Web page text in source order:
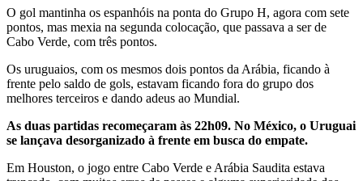
O gol mantinha os espanhóis na ponta do Grupo H, agora com sete
pontos, mas mexia na segunda colocação, que passava a ser de
Cabo Verde, com três pontos.
Os uruguaios, com os mesmos dois pontos da Arábia, ficando à
frente pelo saldo de gols, estavam ficando fora do grupo dos
melhores terceiros e dando adeus ao Mundial.
As duas partidas recomeçaram às 22h09. No México, o Uruguai
se lançava desorganizado à frente em busca do empate.
Em Houston, o jogo entre Cabo Verde e Arábia Saudita estava